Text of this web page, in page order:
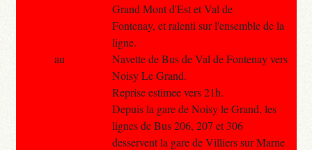
Grand Mont d'Est et Val de
Fontenay, et ralenti sur l'ensemble de la
ligne.
Navette de Bus de Val de Fontenay vers
Noisy Le Grand.
Reprise estimee vers 21h.
Depuis la gare de Noisy le Grand, les
lignes de Bus 206, 207 et 306
desservent la gare de Villiers sur Marne
au